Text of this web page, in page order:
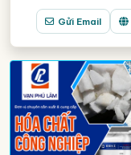
Gửi Email